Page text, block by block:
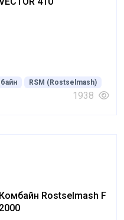
RSM (Rostselmash)
1938
Комбайн Rostselmash F
2000